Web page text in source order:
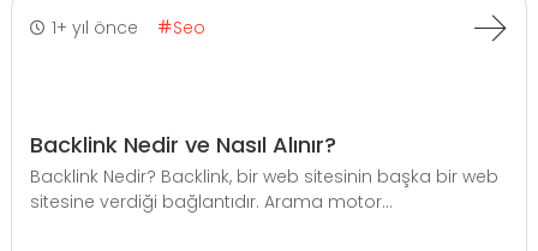
1+ yıl önce Seo
Backlink Nedir ve Nasıl Alınır?
Backlink Nedir? Backlink, bir web sitesinin başka bir web
sitesine verdiği bağlantıdır. Arama motor...